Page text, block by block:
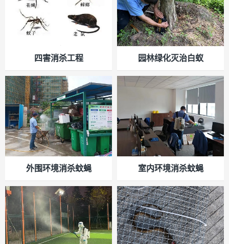
四害消杀工程 园林绿化灭治白蚁
外围环境消杀蚊蝇 室内环境消杀蚊蝇